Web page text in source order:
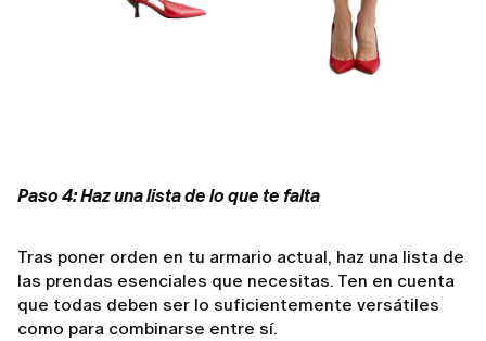
Paso 4: Haz una lista de lo que te falta
Tras poner orden en tu armario actual, haz una lista de
las prendas esenciales que necesitas. Ten en cuenta
que todas deben ser lo suficientemente versátiles
como para combinarse entre sí.